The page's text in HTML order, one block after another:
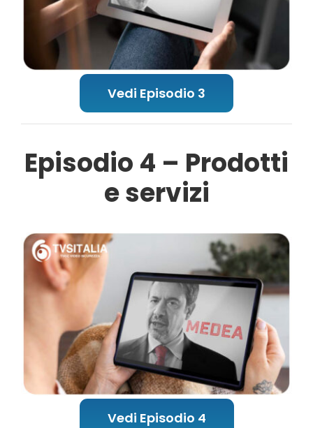
Vedi Episodio 3
Episodio 4 – Prodotti
e servizi
Vedi Episodio 4